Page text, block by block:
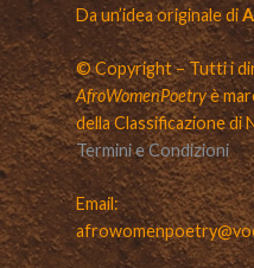
Da un’idea originale di
© Copyright – Tutti i
AfroWomenPoetryè
della Classificazione di
Termini e Condizioni
Email: